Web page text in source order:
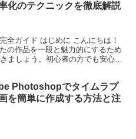
化のテクニックを徹底解説
全ガイド はじめに こんにちは！
の作品を一段と魅力的にするため
ましょう。初心者の方でも安心し
Photoshopでタイムラプ
を簡単に作成する方法と注